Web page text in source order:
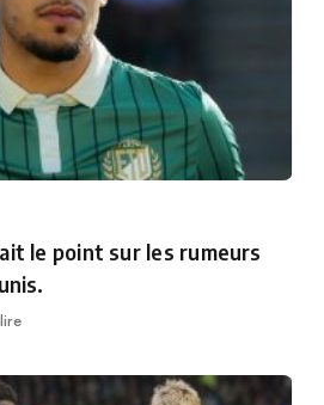
le point sur les rumeurs